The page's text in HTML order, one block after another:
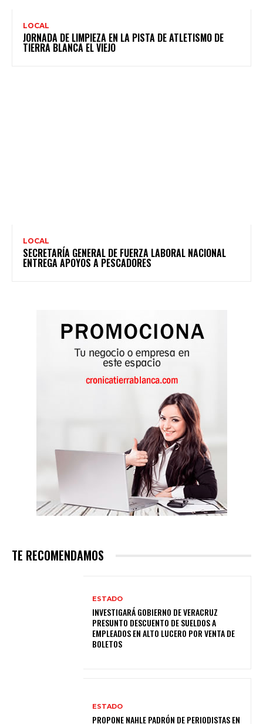
LOCAL
JORNADA DE LIMPIEZA EN LA PISTA DE ATLETISMO DE
TIERRA BLANCA EL VIEJO
LOCAL
SECRETARÍA GENERAL DE FUERZA LABORAL NACIONAL
ENTREGA APOYOS A PESCADORES
TE RECOMENDAMOS
ESTADO
INVESTIGARÁ GOBIERNO DE VERACRUZ
PRESUNTO DESCUENTO DE SUELDOS A
EMPLEADOS EN ALTO LUCERO POR VENTA DE
BOLETOS
ESTADO
PROPONE NAHLE PADRÓN DE PERIODISTAS EN